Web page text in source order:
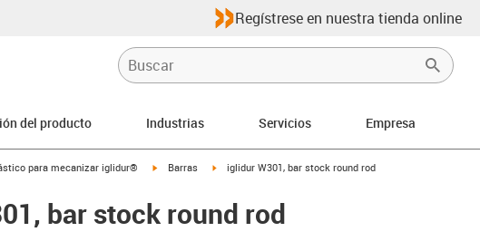
Regístrese en nuestra tienda online
del producto Industrias Servicios Empresa
rightpara mecanizar iglidur® igus-icon-arrow-right
Barras igus-icon-arrow-right
iglidur W301, bar stock round rod
bar stock round rod